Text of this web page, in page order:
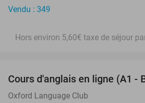
Vendu : 349
Hors environ 5,60€ taxe de séjour
Cours d'anglais en ligne (A1 -
Oxford Language Club